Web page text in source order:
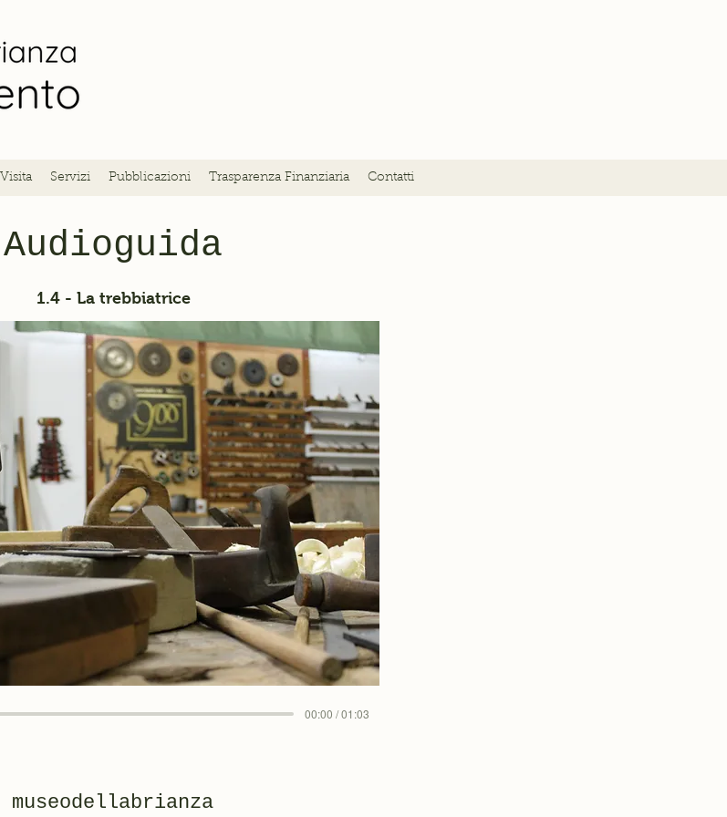
Visita Servizi Pubblicazioni Trasparenza Finanziaria Contatti
Audioguida
1.4 - La trebbiatrice
00:00 / 01:03
museodellabrianza